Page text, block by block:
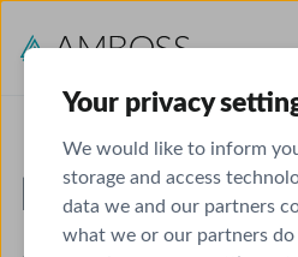
Your privacy
We would like to inform
storage and access
data we and our partners
what we or our partners
Physikum &